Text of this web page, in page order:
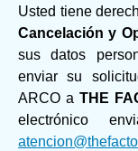
Usted tiene
Cancelación y
sus datos
enviar su
ARCO a THE
electrónico